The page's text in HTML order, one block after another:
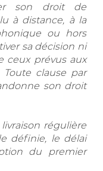
son droit de
à distance, à la
ou hors
sa décision ni
ceux prévus aux
Toute clause par
son droit
régulière
définie, le délai
du premier